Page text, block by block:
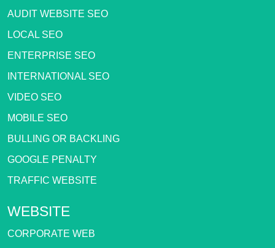
AUDIT WEBSITE SEO
LOCAL SEO
ENTERPRISE SEO
INTERNATIONAL SEO
VIDEO SEO
MOBILE SEO
BULLING OR BACKLING
GOOGLE PENALTY
TRAFFIC WEBSITE
WEBSITE
CORPORATE WEB